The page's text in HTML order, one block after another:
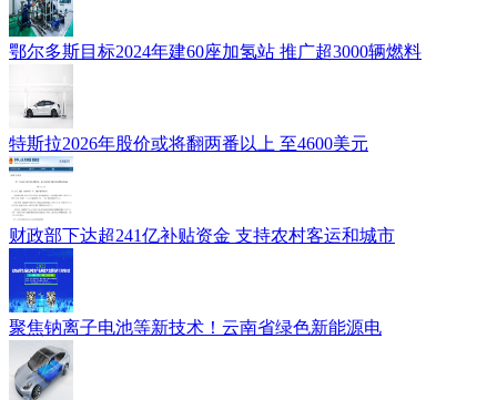
鄂尔多斯目标2024年建60座加氢站 推广超3000辆燃料
特斯拉2026年股价或将翻两番以上 至4600美元
财政部下达超241亿补贴资金 支持农村客运和城市
聚焦钠离子电池等新技术！云南省绿色新能源电